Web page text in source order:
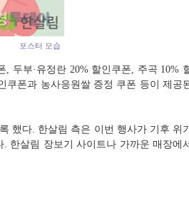
포스터 모습
두부·유정란 20% 할인쿠폰, 주곡 10%
쿠폰과 농사응원쌀 증정 쿠폰 등이 제공
했다. 한살림 측은 이번 행사가 기후 위기
한살림 장보기 사이트나 가까운 매장에